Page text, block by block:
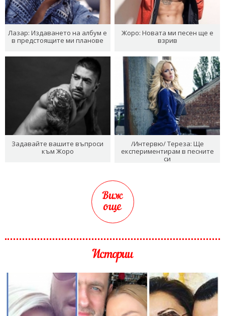
Лазар: Издаването на албум е
в предстоящите ми планове
Жоро: Новата ми песен ще е
взрив
Задавайте вашите въпроси
към Жоро
/Интервю/ Тереза: Ще
експериментирам в песните
си
Виж
още
Истории